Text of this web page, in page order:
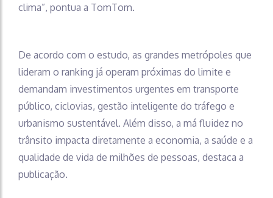
clima”, pontua a TomTom.
De acordo com o estudo, as grandes metrópoles que
lideram o ranking já operam próximas do limite e
demandam investimentos urgentes em transporte
público, ciclovias, gestão inteligente do tráfego e
urbanismo sustentável. Além disso, a má fluidez no
trânsito impacta diretamente a economia, a saúde e a
qualidade de vida de milhões de pessoas, destaca a
publicação.